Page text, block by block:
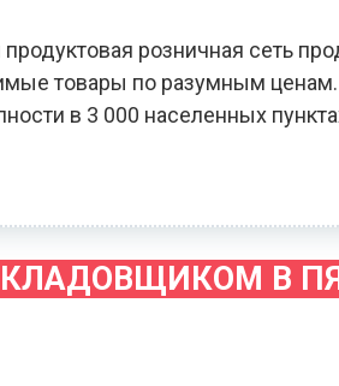
розничная сеть
товары по разумным ценам.
в 3 000 населенных
КЛАДОВЩИКОМ В